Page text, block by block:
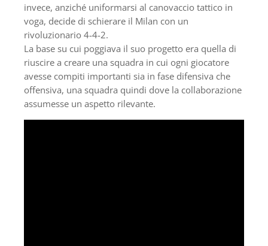
invece, anziché uniformarsi al canovaccio tattico in
voga, decide di schierare il Milan con un
rivoluzionario 4-4-2.
La base su cui poggiava il suo progetto era quella di
riuscire a creare una squadra in cui ogni giocatore
avesse compiti importanti sia in fase difensiva che
offensiva, una squadra quindi dove la collaborazione
assumesse un aspetto rilevante.